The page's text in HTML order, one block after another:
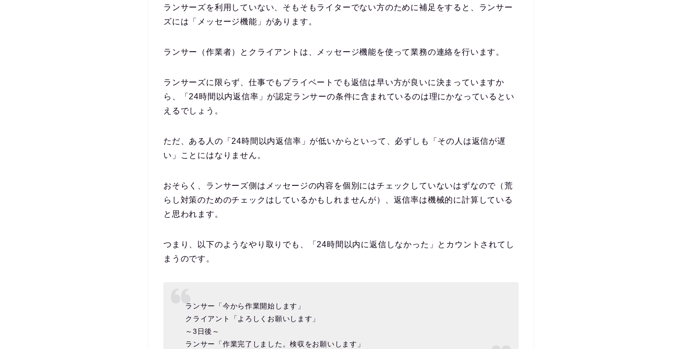
ランサーズを利用していない、そもそもライターでない方のために補足をすると、ランサー
ズには「メッセージ機能」があります。
ランサー（作業者）とクライアントは、メッセージ機能を使って業務の連絡を行います。
ランサーズに限らず、仕事でもプライベートでも返信は早い方が良いに決まっていますか
ら、「24時間以内返信率」が認定ランサーの条件に含まれているのは理にかなっているとい
えるでしょう。
ただ、ある人の「24時間以内返信率」が低いからといって、必ずしも「その人は返信が遅
い」ことにはなりません。
おそらく、ランサーズ側はメッセージの内容を個別にはチェックしていないはずなので（荒
らし対策のためのチェックはしているかもしれませんが）、返信率は機械的に計算している
と思われます。
つまり、以下のようなやり取りでも、「24時間以内に返信しなかった」とカウントされてし
まうのです。
ランサー「今から作業開始します」
クライアント「よろしくお願いします」
～3日後～
ランサー「作業完了しました。検収をお願いします」